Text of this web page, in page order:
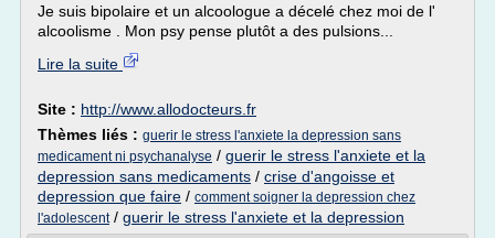
Je suis bipolaire et un alcoologue a décelé chez moi de l'
alcoolisme . Mon psy pense plutôt a des pulsions...
Lire la suite
Site : http://www.allodocteurs.fr
Thèmes liés : guerir le stress l'anxiete la depression sans
medicament ni psychanalyse / guerir le stress l'anxiete et la
depression sans medicaments / crise d'angoisse et
depression que faire / comment soigner la depression chez
l'adolescent/ guerir le stress l'anxiete et la depression